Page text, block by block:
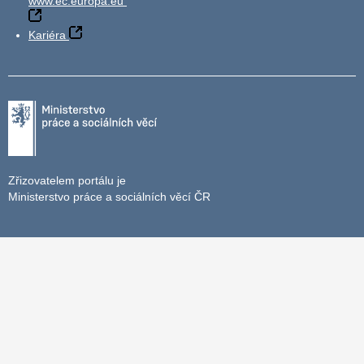
Kariéra
Zřizovatelem portálu je
Ministerstvo práce a sociálních věcí ČR